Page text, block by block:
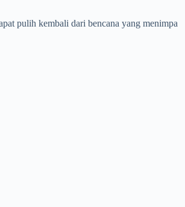
pulih kembali dari bencana yang menimpa